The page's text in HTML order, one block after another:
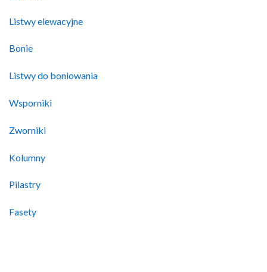
Listwy elewacyjne
Bonie
Listwy do boniowania
Wsporniki
Zworniki
Kolumny
Pilastry
Fasety